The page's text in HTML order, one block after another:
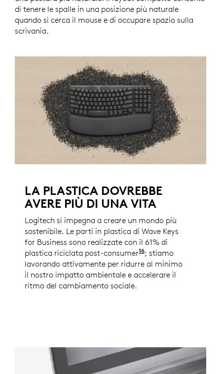
di tenere le spalle in una posizione più naturale
quando si cerca il mouse e di occupare spazio sulla
scrivania.
LA PLASTICA DOVREBBE
AVERE PIÙ DI UNA VITA
Logitech si impegna a creare un mondo più
sostenibile. Le parti in plastica di Wave Keys
for Business sono realizzate con il 61% di
plastica riciclata post-consumer16Sono escluse le
; stiamo
lavorando attivamente per ridurre al minimo
il nostro impatto ambientale e accelerare il
ritmo del cambiamento sociale.